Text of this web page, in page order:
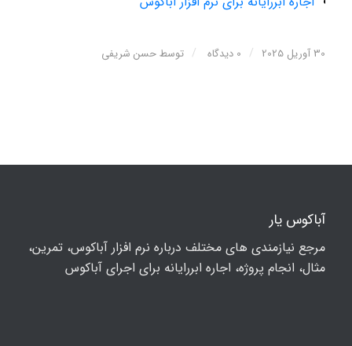
30 آوریل 2025 / 0 دیدگاه / توسطحسن شریفی
آباکوس یار
مرجع نیازمندی های مختلف درباره نرم افزار آباکوس، تمرین،
مثال، انجام پروژه، اجاره ابررایانه برای اجرای آباکوس